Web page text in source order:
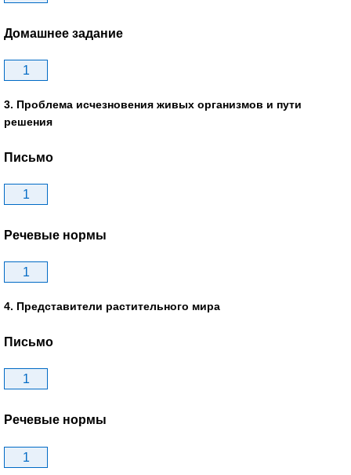
Домашнее задание
1
3. Проблема исчезновения живых организмов и пути
решения
Письмо
1
Речевые нормы
1
4. Представители растительного мира
Письмо
1
Речевые нормы
1